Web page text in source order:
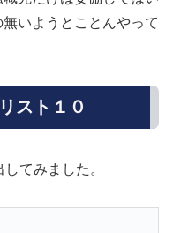
いようとことんやって
スト１０
てみました。